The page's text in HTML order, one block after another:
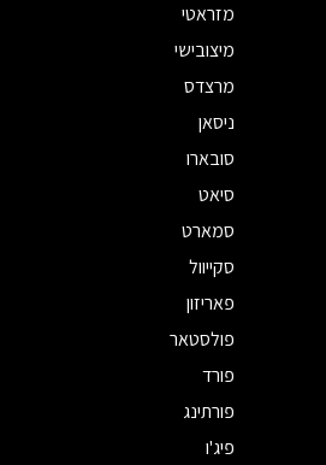
מזראטי
מיצובישי
מרצדס
ניסאן
סובארו
סיאט
סמארט
סקייוול
פאריזון
פולסטאר
פורד
פורתינג
פיג'ו